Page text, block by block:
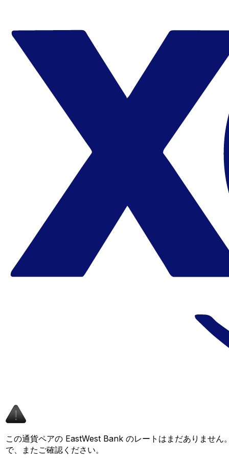
この通貨ペアの EastWest Bank のレートはまだありませ
で、またご確認ください。